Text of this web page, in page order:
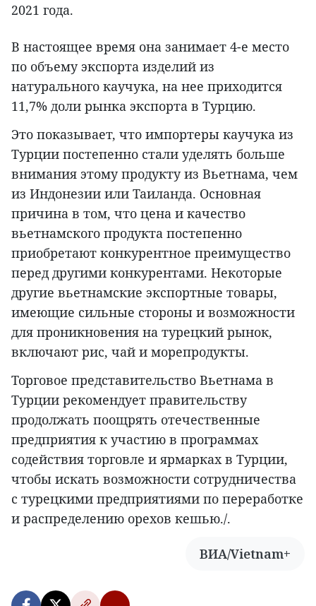
2021 года.
В настоящее время она занимает 4-е место
по объему экспорта изделий из
натурального каучука, на нее приходится
11,7% доли рынка экспорта в Турцию.
Это показывает, что импортеры каучука из
Турции постепенно стали уделять больше
внимания этому продукту из Вьетнама, чем
из Индонезии или Таиланда. Основная
причина в том, что цена и качество
вьетнамского продукта постепенно
приобретают конкурентное преимущество
перед другими конкурентами. Некоторые
другие вьетнамские экспортные товары,
имеющие сильные стороны и возможности
для проникновения на турецкий рынок,
включают рис, чай и морепродукты.
Торговое представительство Вьетнама в
Турции рекомендует правительству
продолжать поощрять отечественные
предприятия к участию в программах
содействия торговле и ярмарках в Турции,
чтобы искать возможности сотрудничества
с турецкими предприятиями по переработке
и распределению орехов кешью./.
ВИА/Vietnam+